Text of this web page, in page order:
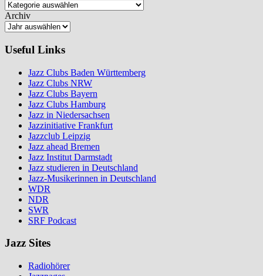
Archiv
Useful Links
Jazz Clubs Baden Württemberg
Jazz Clubs NRW
Jazz Clubs Bayern
Jazz Clubs Hamburg
Jazz in Niedersachsen
Jazzinitiative Frankfurt
Jazzclub Leipzig
Jazz ahead Bremen
Jazz Institut Darmstadt
Jazz studieren in Deutschland
Jazz-Musikerinnen in Deutschland
WDR
NDR
SWR
SRF Podcast
Jazz Sites
Radiohörer